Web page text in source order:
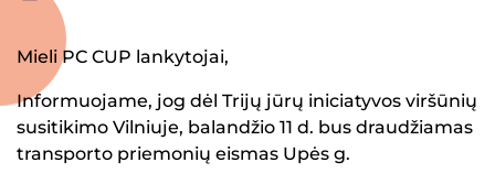
Mieli PC CUP lankytojai,
Informuojame, jog dėl Trijų jūrų iniciatyvos viršūnių
susitikimo Vilniuje, balandžio 11 d. bus draudžiamas
transporto priemonių eismas Upės g.